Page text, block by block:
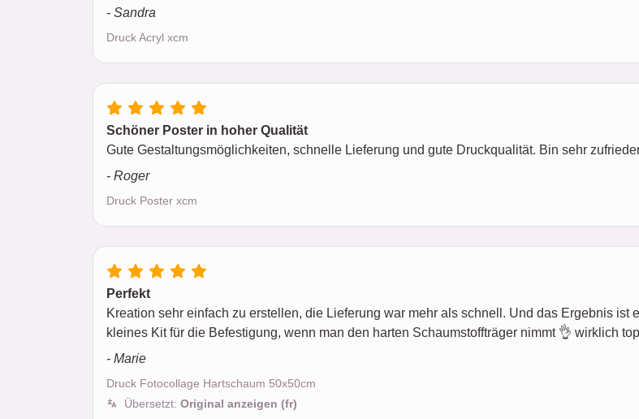
- Sandra
Druck Acryl xcm
Schöner Poster in hoher Qualität
Gute Gestaltungsmöglichkeiten, schnelle Lieferung und gute Druckqualität. Bin sehr
- Roger
Druck Poster xcm
Perfekt
Kreation sehr einfach zu erstellen, die Lieferung war mehr als schnell. Und das Ergebnis ist
kleines Kit für die Befestigung, wenn man den harten Schaumstoffträger nimmt 👌 wirklich
- Marie
Druck Fotocollage Hartschaum 50x50cm
Übersetzt: Original anzeigen (fr)